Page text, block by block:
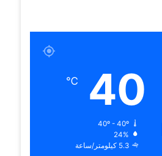
40
℃
40º - 40º
24%
5.3 كيلومتر/ساعة